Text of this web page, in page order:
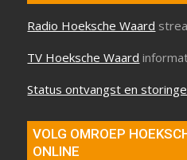
Radio Hoeksche Waard
TV Hoeksche Waard
Status ontvangst en
VOLG OMROEP
ONLINE